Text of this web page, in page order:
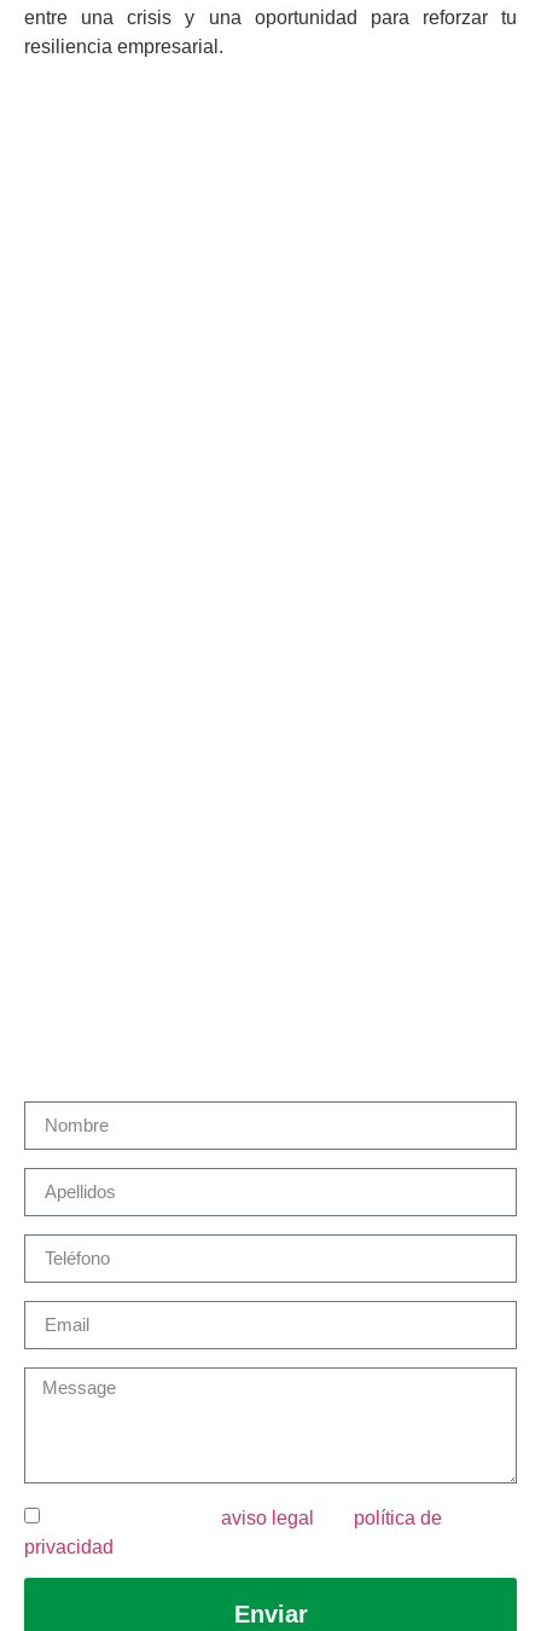
entre una crisis y una oportunidad para reforzar tu
resiliencia empresarial.
aviso legal
política de
privacidad
Enviar